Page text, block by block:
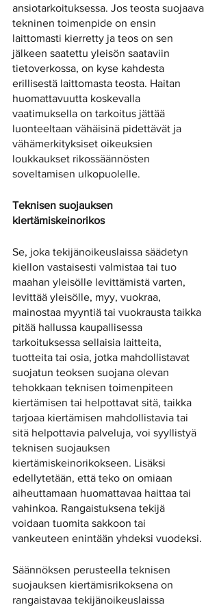
ansiotarkoituksessa. Jos teosta suojaava
tekninen toimenpide on ensin
laittomasti kierretty ja teos on sen
jälkeen saatettu yleisön saataviin
tietoverkossa, on kyse kahdesta
erillisestä laittomasta teosta. Haitan
huomattavuutta koskevalla
vaatimuksella on tarkoitus jättää
luonteeltaan vähäisinä pidettävät ja
vähämerkityksiset oikeuksien
loukkaukset rikossäännösten
soveltamisen ulkopuolelle.
Teknisen suojauksen
kiertämiskeinorikos
Se, joka tekijänoikeuslaissa säädetyn
kiellon vastaisesti valmistaa tai tuo
maahan yleisölle levittämistä varten,
levittää yleisölle, myy, vuokraa,
mainostaa myyntiä tai vuokrausta taikka
pitää hallussa kaupallisessa
tarkoituksessa sellaisia laitteita,
tuotteita tai osia, jotka mahdollistavat
suojatun teoksen suojana olevan
tehokkaan teknisen toimenpiteen
kiertämisen tai helpottavat sitä, taikka
tarjoaa kiertämisen mahdollistavia tai
sitä helpottavia palveluja, voi syyllistyä
teknisen suojauksen
kiertämiskeinorikokseen. Lisäksi
edellytetään, että teko on omiaan
aiheuttamaan huomattavaa haittaa tai
vahinkoa. Rangaistuksena tekijä
voidaan tuomita sakkoon tai
vankeuteen enintään yhdeksi vuodeksi.
Säännöksen perusteella teknisen
suojauksen kiertämisrikoksena on
rangaistavaa tekijänoikeuslaissa